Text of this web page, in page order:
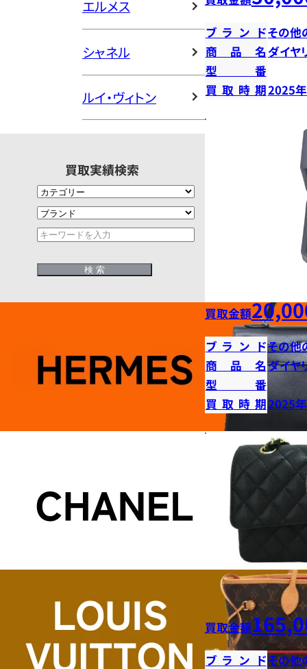
エルメス
シャネル
ルイ・ヴィトン
買取実績検索
ブランドその他
商品名ダイヤ
型番
買取時期2025
買取金額
ブランドその他
商品名ダイヤ
型番
買取時期2025
買取金額
ブランドその他